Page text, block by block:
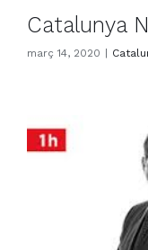
Catalunya
març 14, 2020